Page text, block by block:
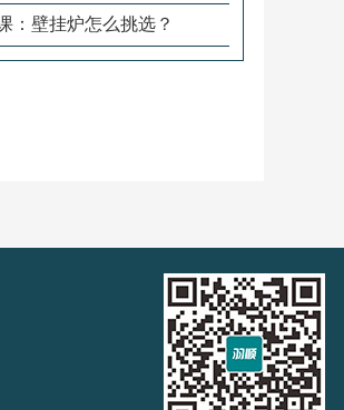
：壁挂炉怎么挑选？